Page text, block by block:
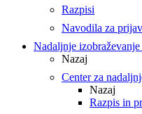
Razpisi
Navodila za
Nadaljnje izobraževanje
Nazaj
Center za
Nazaj
Razpis in